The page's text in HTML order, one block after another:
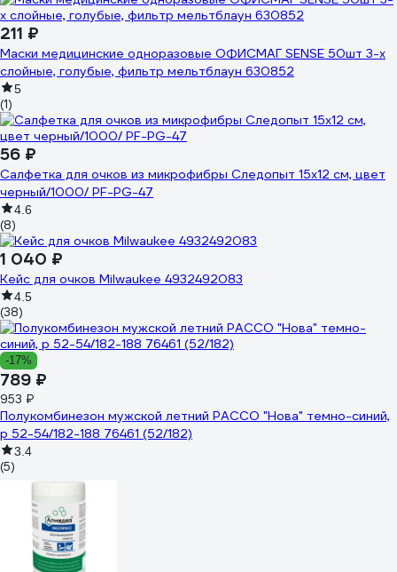
211 ₽
Маски медицинские одноразовые ОФИСМАГ SENSE 50шт 3-х
слойные, голубые, фильтр мельтблаун 630852
5
(1)
56 ₽
Салфетка для очков из микрофибры Следопыт 15x12 см, цвет
черный/1000/ PF-PG-47
4.6
(8)
1 040 ₽
Кейс для очков Milwaukee 4932492083
4.5
(38)
-17%
789 ₽
953 ₽
Полукомбинезон мужской летний РАССО "Нова" темно-синий,
р 52-54/182-188 76461 (52/182)
3.4
(5)